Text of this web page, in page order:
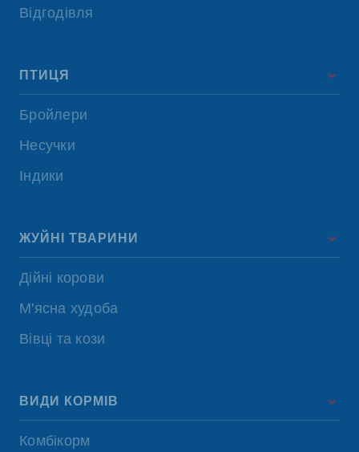
Відгодівля
ПТИЦЯ
Бройлери
Несучки
Індики
ЖУЙНІ ТВАРИНИ
Дійні корови
М'ясна худоба
Вівці та кози
ВИДИ КОРМІВ
Комбікорм